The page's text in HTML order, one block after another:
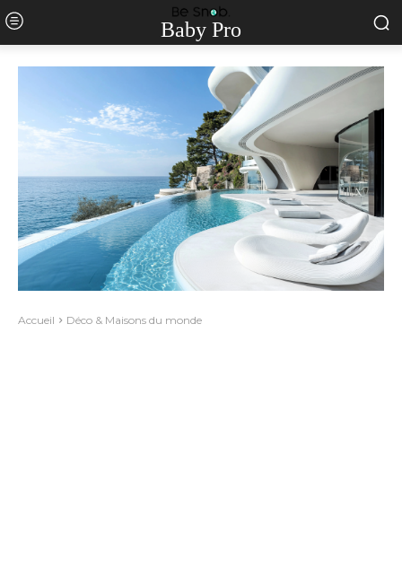
Baby Pro
Accueil Déco & Maisons du monde